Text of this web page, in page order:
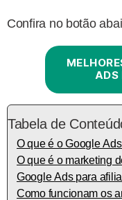
Confira no botão
ADS
Tabela de
O que é o Google
O que é o marketing
Google Ads para
Como funcionam os